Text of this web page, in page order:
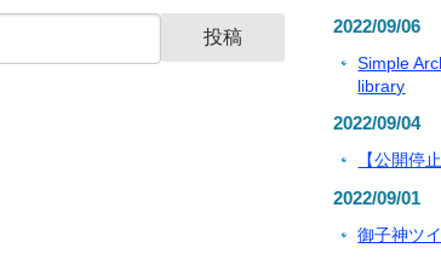
2022/09/06
Simple
library
2022/09/04
【公開停
2022/09/01
御子神ツ